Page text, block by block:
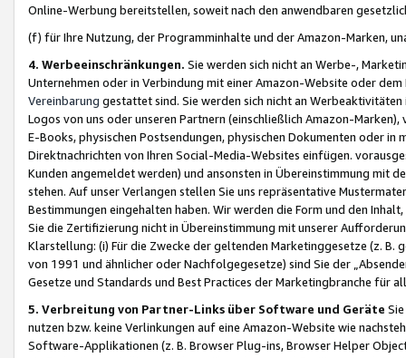
Online-Werbung bereitstellen, soweit nach den anwendbaren
(f) für Ihre Nutzung, der Programminhalte und der Amazon-Marken,
4. Werbeeinschränkungen. Sie werden sich nicht an Werbe-,
Unternehmen oder in Verbindung mit einer Amazon-Website oder
Vereinbarung gestattet sind. Sie werden sich nicht an
Logos von uns oder unseren Partnern (einschließlich Amazon-
E-Books, physischen Postsendungen, physischen Dokumenten oder in
Direktnachrichten von Ihren Social-Media-Websites einfügen.
Kunden angemeldet werden) und ansonsten in Übereinstimmung mit
stehen. Auf unser Verlangen stellen Sie uns repräsentative
Bestimmungen eingehalten haben. Wir werden die Form und den
Sie die Zertifizierung nicht in Übereinstimmung mit unserer
Klarstellung: (i) Für die Zwecke der geltenden Marketinggesetze (z. B.
von 1991 und ähnlicher oder Nachfolgegesetze) sind Sie der
Gesetze und Standards und Best Practices der Marketingbranche für
5. Verbreitung von Partner-Links über Software und Geräte
nutzen bzw. keine Verlinkungen auf eine Amazon-Website wie
Software-Applikationen (z. B. Browser Plug-ins, Browser Helper